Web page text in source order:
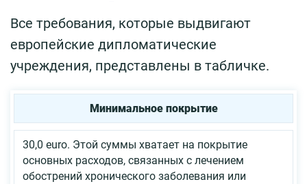
Все требования, которые выдвигают
европейские дипломатические
учреждения, представлены в табличке.
Минимальное покрытие
30,0 euro. Этой суммы хватает на покрытие
основных расходов, связанных с лечением
обострений хронического заболевания или